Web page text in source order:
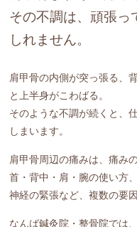
その不調は、 頑張っ
しれません。
肩甲骨の内側が突っ張る、
と上半身がこわばる。
そのような不調が続くと、
しまいます。
肩甲骨周辺の痛みは、痛み
首・背中・肩・腕の使い方
神経の緊張など、複数の要
なんば鍼灸院・整骨院では